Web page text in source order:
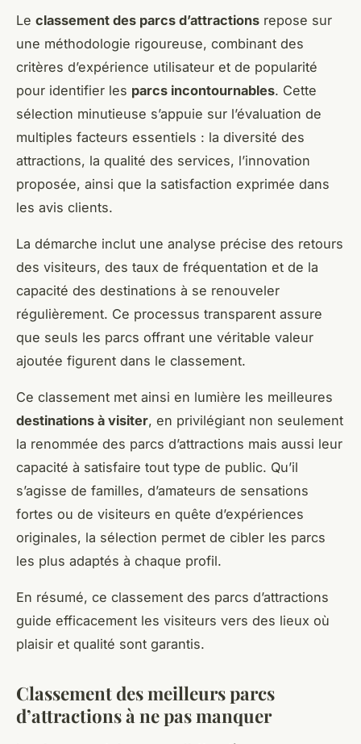
Le classement des parcs d’attractions repose sur
une méthodologie rigoureuse, combinant des
critères d’expérience utilisateur et de popularité
pour identifier les parcs incontournables. Cette
sélection minutieuse s’appuie sur l’évaluation de
multiples facteurs essentiels : la diversité des
attractions, la qualité des services, l’innovation
proposée, ainsi que la satisfaction exprimée dans
les avis clients.
La démarche inclut une analyse précise des retours
des visiteurs, des taux de fréquentation et de la
capacité des destinations à se renouveler
régulièrement. Ce processus transparent assure
que seuls les parcs offrant une véritable valeur
ajoutée figurent dans le classement.
Ce classement met ainsi en lumière les meilleures
destinations à visiter, en privilégiant non seulement
la renommée des parcs d’attractions mais aussi leur
capacité à satisfaire tout type de public. Qu’il
s’agisse de familles, d’amateurs de sensations
fortes ou de visiteurs en quête d’expériences
originales, la sélection permet de cibler les parcs
les plus adaptés à chaque profil.
En résumé, ce classement des parcs d’attractions
guide efficacement les visiteurs vers des lieux où
plaisir et qualité sont garantis.
Classement des meilleurs parcs
d’attractions à ne pas manquer